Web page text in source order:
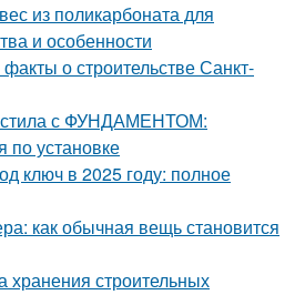
из поликарбоната для
и особенности
о строительстве Санкт-
с ФУНДАМЕНТОМ:
по установке
ключ в 2025 году: полное
как обычная вещь становится
строительных